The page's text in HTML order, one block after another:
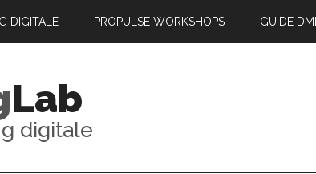
DIGITALE PROPULSE WORKSHOPS GUIDE DML
Lab
digitale